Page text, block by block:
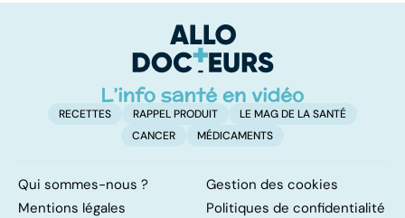
d'angine ?
RECETTES RAPPEL PRODUIT
LE MAG DE LA SANTÉ
CANCER
MÉDICAMENTS
Qui sommes-nous ?
Gestion des cookies
Mentions légales
Politiques de confidentialité